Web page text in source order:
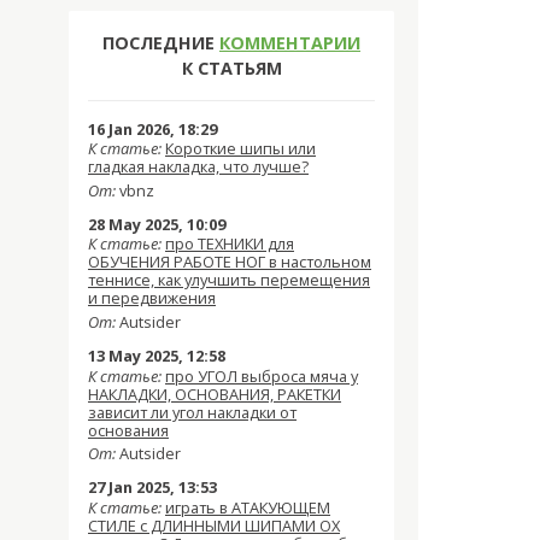
ПОСЛЕДНИЕ КОММЕНТАРИИ
К СТАТЬЯМ
16 Jan 2026, 18:29
К статье:Короткие шипы или
гладкая накладка, что лучше?
От:vbnz
28 May 2025, 10:09
К статье:про ТЕХНИКИ для
ОБУЧЕНИЯ РАБОТЕ НОГ в настольном
теннисе, как улучшить перемещения
и передвижения
От:Autsider
13 May 2025, 12:58
К статье:про УГОЛ выброса мяча у
НАКЛАДКИ, ОСНОВАНИЯ, РАКЕТКИ
зависит ли угол накладки от
основания
От:Autsider
27 Jan 2025, 13:53
К статье:играть в АТАКУЮЩЕМ
СТИЛЕ с ДЛИННЫМИ ШИПАМИ OX